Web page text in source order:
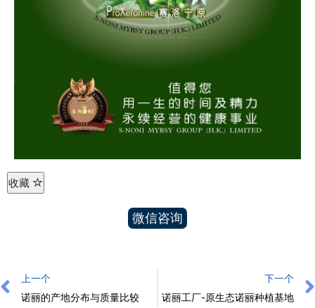
收藏
微信咨询
上一个
诺丽的产地分布与质量比较
下一个
诺丽工厂-原生态诺丽种植基地